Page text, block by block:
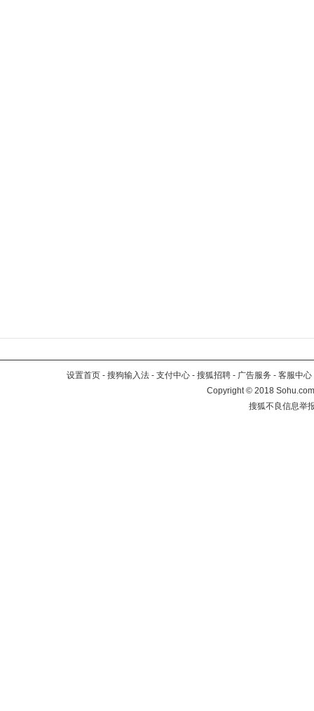
设置首页 - 搜狗输入法 - 支付中心 - 搜狐招聘 - 广告服务 - 客服中心
Copyright©2018
搜狐不良信息举